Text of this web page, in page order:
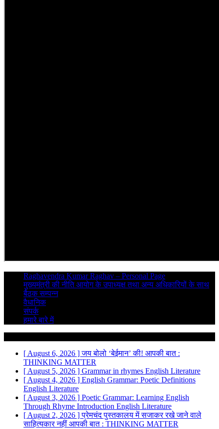
Raghavendra Kumar Raghav – Personal Page
मुख्यमंत्री की नीति आयोग के उपाध्यक्ष तथा अन्य अधिकारियों के साथ
बैठक सम्पन्न
वैधानिक
संपर्क
हमारे बारे में
[ August 6, 2026 ]जय बोलो ‘बेईमान’ की! आपकी बात :
THINKING MATTER
[ August 5, 2026 ] Grammar in rhymes English Literature
[ August 4, 2026 ] English Grammar: Poetic Definitions
English Literature
[ August 3, 2026 ] Poetic Grammar: Learning English
Through Rhyme Introduction English Literature
[ August 2, 2026 ]प्रेमचंद पुस्तकालय में सजाकर रखे जाने वाले
साहित्यकार नहीं आपकी बात : THINKING MATTER